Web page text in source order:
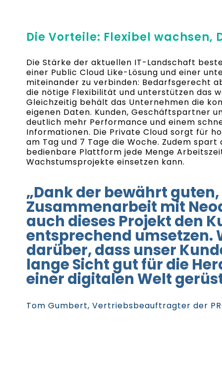
Die Vorteile: Flexibel
Die Stärke der aktuellen IT-Landschaft
einer Public Cloud Like-Lösung und einer
miteinander zu verbinden: Bedarfsgerecht
die nötige Flexibilität und unterstützen das
Gleichzeitig behält das Unternehmen die
eigenen Daten. Kunden, Geschäftspartner
deutlich mehr Performance und einem
Informationen. Die Private Cloud sorgt für
am Tag und 7 Tage die Woche. Zudem
bedienbare Plattform jede Menge
Wachstumsprojekte einsetzen kann.
„Dank der bewährt
Zusammenarbeit mit
auch dieses Projekt den
entsprechend umsetzen.
darüber, dass unser
lange Sicht gut für die
einer digitalen Welt
Tom Gumbert, Vertriebsbeauftragter der